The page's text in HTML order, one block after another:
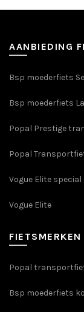
AANBIEDING
Bsp moederfiets
Bsp moederfiets
Popal Prestige
Popal
Vogue Elite special
Vogue Elite
Popal
Bsp moederfiets